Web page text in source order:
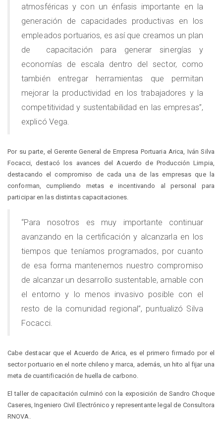
atmosféricas y con un énfasis importante en la
generación de capacidades productivas en los
empleados portuarios, es así que creamos un plan
de capacitación para generar sinergías y
economías de escala dentro del sector, como
también entregar herramientas que permitan
mejorar la productividad en los trabajadores y la
competitividad y sustentabilidad en las empresas”,
explicó Vega.
Por su parte, el Gerente General de Empresa Portuaria Arica, Iván Silva
Focacci, destacó los avances del Acuerdo de Producción Limpia,
destacando el compromiso de cada una de las empresas que la
conforman, cumpliendo metas e incentivando al personal para
participar en las distintas capacitaciones.
“Para nosotros es muy importante continuar
avanzando en la certificación y alcanzarla en los
tiempos que teníamos programados, por cuanto
de esa forma mantenemos nuestro compromiso
de alcanzar un desarrollo sustentable, amable con
el entorno y lo menos invasivo posible con el
resto de la comunidad regional”, puntualizó Silva
Focacci.
Cabe destacar que el Acuerdo de Arica, es el primero firmado por el
sector portuario en el norte chileno y marca, además, un hito al fijar una
meta de cuantificación de huella de carbono.
El taller de capacitación culminó con la exposición de Sandro Choque
Caseres, Ingeniero Civil Electrónico y representante legal de Consultora
RNOVA.